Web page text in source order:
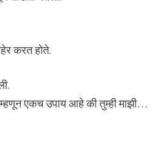
करत होते.
एकच उपाय आहे की तुम्ही माझी…